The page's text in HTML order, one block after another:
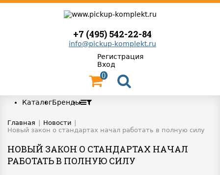
+7 (495) 542-22-84
info@pickup-komplekt.ru
Регистрация
Вход
0
КаталогБренды
Главная Новости
Новый закон о стандартах начал работать в полную силу
НОВЫЙ ЗАКОН О СТАНДАРТАХ НАЧАЛ
РАБОТАТЬ В ПОЛНУЮ СИЛУ